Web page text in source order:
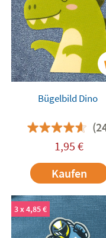
Bügelbild Dino
1,95 €
Kaufen
3 x 4,85 €